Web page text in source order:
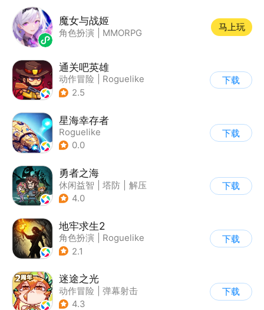
魔女与战姬
角色扮演 MMORPG
马上玩
通关吧英雄
动作冒险
Roguelike
| 冒险
2.5
下载
星海幸存者
Roguelike
0.0
下载
勇者之海
休闲益智 塔防
解压
| 无双割草
4.0
下载
地牢求生2
角色扮演
Roguelike
| 地牢
2.1
下载
迷途之光
动作冒险
弹幕射击
| 地牢
4.3
下载